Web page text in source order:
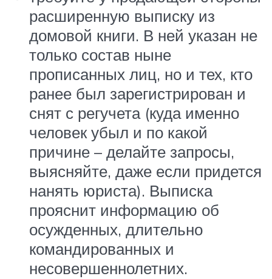
расширенную выписку из
домовой книги. В ней указан не
только состав ныне
прописанных лиц, но и тех, кто
ранее был зарегистрирован и
снят с регучета (куда именно
человек убыл и по какой
причине – делайте запросы,
выясняйте, даже если придется
нанять юриста). Выписка
прояснит информацию об
осужденных, длительно
командированных и
несовершеннолетних.